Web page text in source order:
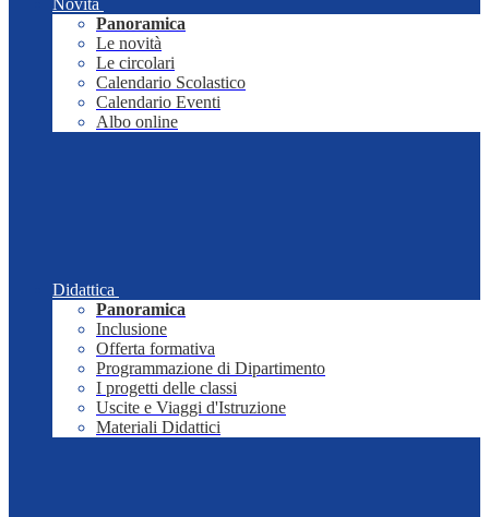
Novità
Panoramica
Le novità
Le circolari
Calendario Scolastico
Calendario Eventi
Albo online
Didattica
Panoramica
Inclusione
Offerta formativa
Programmazione di Dipartimento
I progetti delle classi
Uscite e Viaggi d'Istruzione
Materiali Didattici